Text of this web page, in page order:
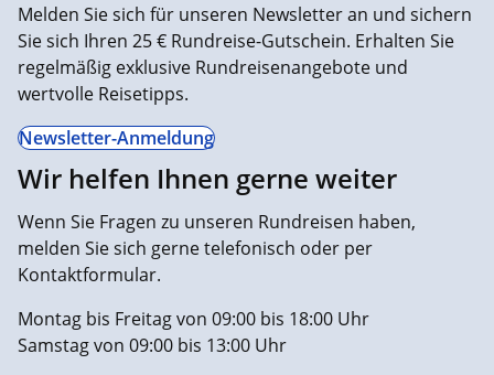
Melden Sie sich für unseren Newsletter an und sichern
Sie sich Ihren 25 € Rundreise-Gutschein. Erhalten Sie
regelmäßig exklusive Rundreisenangebote und
wertvolle Reisetipps.
Newsletter-Anmeldung
Wir helfen Ihnen gerne weiter
Wenn Sie Fragen zu unseren Rundreisen haben,
melden Sie sich gerne telefonisch oder per
Kontaktformular.
Montag bis Freitag von 09:00 bis 18:00 Uhr
Samstag von 09:00 bis 13:00 Uhr